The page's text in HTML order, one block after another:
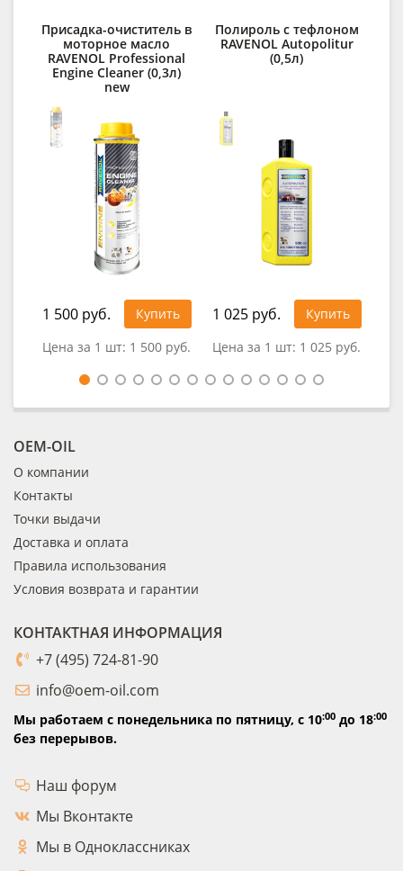
Присадка-очиститель в
моторное масло
RAVENOL Professional
Engine Cleaner (0,3л)
new
1 500 руб.
Купить
Цена за 1 шт: 1 500 руб.
Полироль с тефлоном
RAVENOL Autopolitur
(0,5л)
1 025 руб.
Купить
Цена за 1 шт: 1 025 руб.
OEM-OIL
О компании
Контакты
Точки выдачи
Доставка и оплата
Правила использования
Условия возврата и гарантии
КОНТАКТНАЯ ИНФОРМАЦИЯ
+7 (495) 724-81-90
info@oem-oil.com
Мы работаем с понедельника по пятницу, с 10:00 до 18:00
без перерывов.
Наш форум
Мы Вконтакте
Мы в Одноклассниках